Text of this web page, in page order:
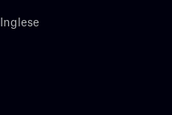
Inglese